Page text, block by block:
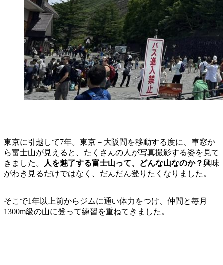
東京に引越して7年。東京－大阪間を移動する度に、車窓か
ら富士山が見えると、たくさんの人が写真撮影する姿を見て
きました。
人を魅了する富士山って、どんな山なのか？興味
がわき見るだけではなく、だんだん登りたくなりました。
そこで1年以上前からジムに通い体力をつけ、仲間と毎月
1300m級の山に登って練習を重ねてきました。